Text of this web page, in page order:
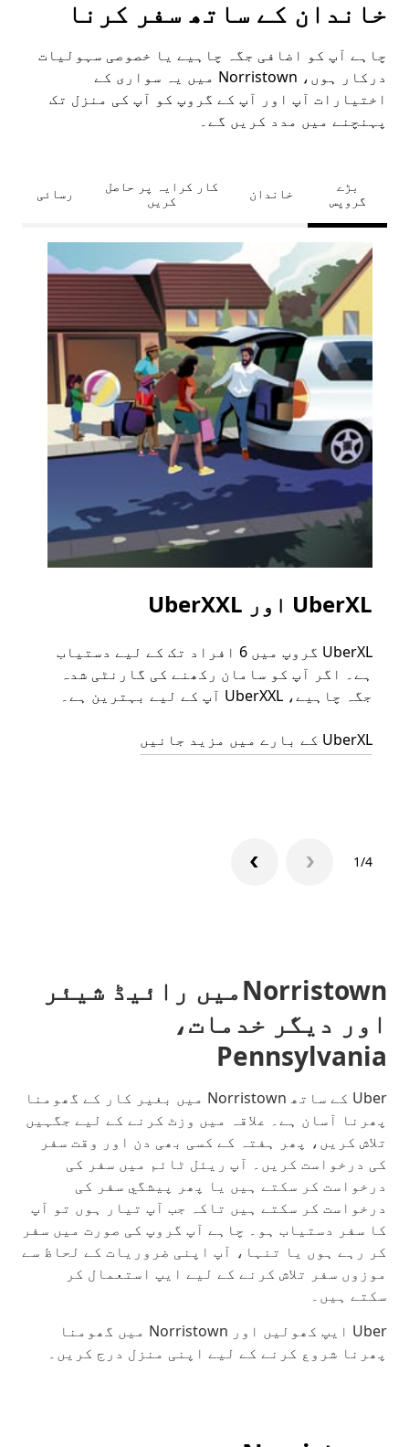
خاندان کے ساتھ سفر کرنا
چاہے آپ کو اضافی جگہ چاہیے یا خصوصی سہولیات
درکار ہوں، Norristown میں یہ سواری کے
اختیارات آپ اور آپ کے گروپ کو آپ کی منزل تک
پہنچنے میں مدد کریں گے۔
بڑے
گروپس
خاندان
کار کرایہ پر حاصل
کریں
رسائی
UberXL اور UberXXL
UberXL گروپ میں 6 افراد تک کے لیے دستیاب
ہے۔ اگر آپ کو سامان رکھنے کی گارنٹی شدہ
جگہ چاہیے، UberXXL آپ کے لیے بہترین ہے۔
UberXL کے بارے میں مزید جانیں
1/4
Norristownمیں رائیڈ شیئر
اور دیگر خدمات،
Pennsylvania
Uber کے ساتھ Norristown میں بغیر کار کے گھومنا
پھرنا آسان ہے۔ علاقہ میں وزٹ کرنے کے لیے جگہیں
تلاش کریں، پھر ہفتہ کے کسی بھی دن اور وقت سفر
کی درخواست کریں۔ آپ ریئل ٹائم میں سفر کی
درخواست کر سکتے ہیں یا پھر پیشگي سفر کی
درخواست کر سکتے ہیں تاکہ جب آپ تیار ہوں تو آپ
کا سفر دستیاب ہو۔ چاہے آپ گروپ کی صورت میں سفر
کر رہے ہوں یا تنہا، آپ اپنی ضروریات کے لحاظ سے
موزوں سفر تلاش کرنے کے لیے ایپ استعمال کر
سکتے ہیں۔
Uber ایپ کھولیں اور Norristown میں گھومنا
پھرنا شروع کرنے کے لیے اپنی منزل درج کریں۔